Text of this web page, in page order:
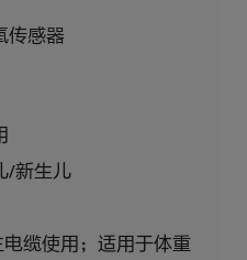
传感器
/新生儿
缆使用；适用于体重